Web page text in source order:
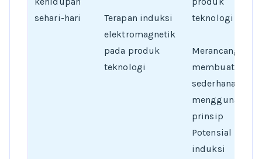
sehari-hari
Terapan induksi
elektromagnetik
pada produk
teknologi
teknologi
Merancang,
membuat alat
sederhana yang
menggunakan
prinsip
Potensial
induksi